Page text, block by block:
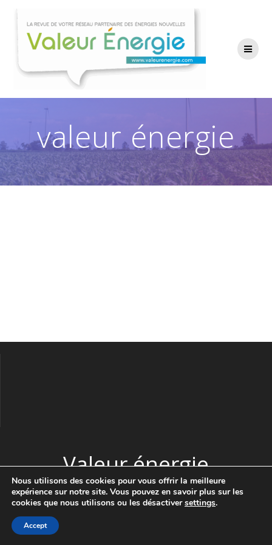
contenu
valeur énergie
Valeur énergie
© 2026 Valeur énergie. Construit avec WordPress et le thème
Highlight Theme
Nous utilisons des cookies pour vous offrir la meilleure
expérience sur notre site. Vous pouvez en savoir plus sur les
cookies que nous utilisons ou les désactiversettings.
Accept